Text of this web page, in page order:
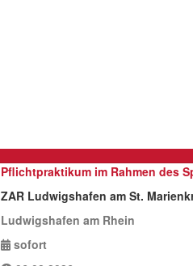
Pflichtpraktikum im Rahmen des
ZAR Ludwigshafen am St.
Ludwigshafen am Rhein
sofort